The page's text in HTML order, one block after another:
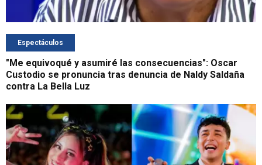
Espectáculos
"Me equivoqué y asumiré las consecuencias": Oscar
Custodio se pronuncia tras denuncia de Naldy Saldaña
contra La Bella Luz